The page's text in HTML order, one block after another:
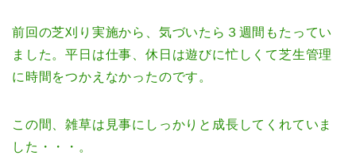
前回の芝刈り実施から、気づいたら３週間もたってい
ました。平日は仕事、休日は遊びに忙しくて芝生管理
に時間をつかえなかったのです。
この間、雑草は見事にしっかりと成長してくれていま
した・・・。